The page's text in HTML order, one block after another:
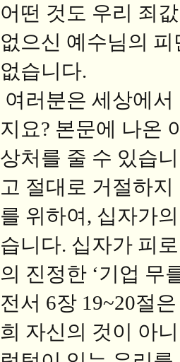
어떤 것도 우리 죄
없으신 예수님의
없습니다.
여러분은 세상에
지요? 본문에 나온
상처를 줄 수 있습
고 절대로 거절하
를 위하여, 십자가
습니다. 십자가 피
의 진정한 ‘기업 무
전서 6장 19~20절
희 자신의 것이 아